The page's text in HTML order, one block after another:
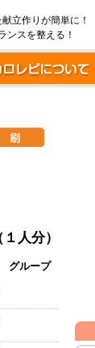
立作りが簡単に！
ンスを整える！
１人分）
グループ